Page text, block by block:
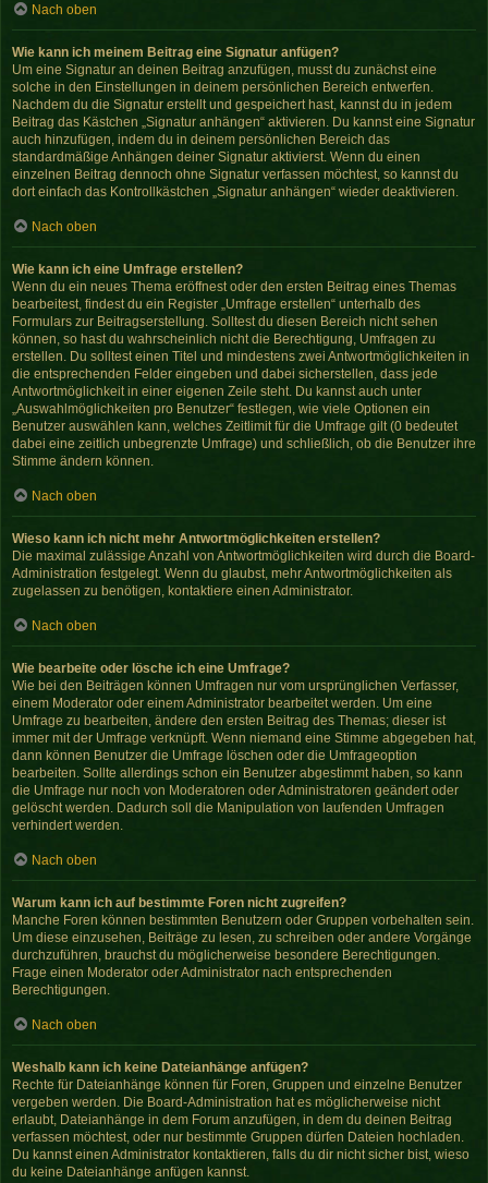
Nach oben
Wie kann ich meinem Beitrag eine Signatur anfügen?
Um eine Signatur an deinen Beitrag anzufügen, musst du zunächst eine
solche in den Einstellungen in deinem persönlichen Bereich entwerfen.
Nachdem du die Signatur erstellt und gespeichert hast, kannst du in jedem
Beitrag das Kästchen „Signatur anhängen“ aktivieren. Du kannst eine Signatur
auch hinzufügen, indem du in deinem persönlichen Bereich das
standardmäßige Anhängen deiner Signatur aktivierst. Wenn du einen
einzelnen Beitrag dennoch ohne Signatur verfassen möchtest, so kannst du
dort einfach das Kontrollkästchen „Signatur anhängen“ wieder deaktivieren.
Nach oben
Wie kann ich eine Umfrage erstellen?
Wenn du ein neues Thema eröffnest oder den ersten Beitrag eines Themas
bearbeitest, findest du ein Register „Umfrage erstellen“ unterhalb des
Formulars zur Beitragserstellung. Solltest du diesen Bereich nicht sehen
können, so hast du wahrscheinlich nicht die Berechtigung, Umfragen zu
erstellen. Du solltest einen Titel und mindestens zwei Antwortmöglichkeiten in
die entsprechenden Felder eingeben und dabei sicherstellen, dass jede
Antwortmöglichkeit in einer eigenen Zeile steht. Du kannst auch unter
„Auswahlmöglichkeiten pro Benutzer“ festlegen, wie viele Optionen ein
Benutzer auswählen kann, welches Zeitlimit für die Umfrage gilt (0 bedeutet
dabei eine zeitlich unbegrenzte Umfrage) und schließlich, ob die Benutzer ihre
Stimme ändern können.
Nach oben
Wieso kann ich nicht mehr Antwortmöglichkeiten erstellen?
Die maximal zulässige Anzahl von Antwortmöglichkeiten wird durch die Board-
Administration festgelegt. Wenn du glaubst, mehr Antwortmöglichkeiten als
zugelassen zu benötigen, kontaktiere einen Administrator.
Nach oben
Wie bearbeite oder lösche ich eine Umfrage?
Wie bei den Beiträgen können Umfragen nur vom ursprünglichen Verfasser,
einem Moderator oder einem Administrator bearbeitet werden. Um eine
Umfrage zu bearbeiten, ändere den ersten Beitrag des Themas; dieser ist
immer mit der Umfrage verknüpft. Wenn niemand eine Stimme abgegeben hat,
dann können Benutzer die Umfrage löschen oder die Umfrageoption
bearbeiten. Sollte allerdings schon ein Benutzer abgestimmt haben, so kann
die Umfrage nur noch von Moderatoren oder Administratoren geändert oder
gelöscht werden. Dadurch soll die Manipulation von laufenden Umfragen
verhindert werden.
Nach oben
Warum kann ich auf bestimmte Foren nicht zugreifen?
Manche Foren können bestimmten Benutzern oder Gruppen vorbehalten sein.
Um diese einzusehen, Beiträge zu lesen, zu schreiben oder andere Vorgänge
durchzuführen, brauchst du möglicherweise besondere Berechtigungen.
Frage einen Moderator oder Administrator nach entsprechenden
Berechtigungen.
Nach oben
Weshalb kann ich keine Dateianhänge anfügen?
Rechte für Dateianhänge können für Foren, Gruppen und einzelne Benutzer
vergeben werden. Die Board-Administration hat es möglicherweise nicht
erlaubt, Dateianhänge in dem Forum anzufügen, in dem du deinen Beitrag
verfassen möchtest, oder nur bestimmte Gruppen dürfen Dateien hochladen.
Du kannst einen Administrator kontaktieren, falls du dir nicht sicher bist, wieso
du keine Dateianhänge anfügen kannst.